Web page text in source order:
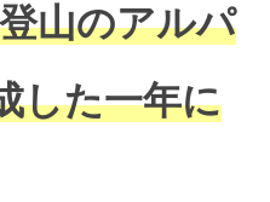
登山のアルパ
した一年に